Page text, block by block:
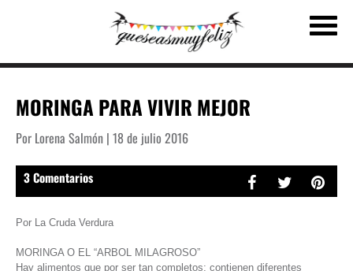
MORINGA PARA VIVIR MEJOR
Por Lorena Salmón | 18 de julio 2016
3 Comentarios
Por La Cruda Verdura
MORINGA O EL “ARBOL MILAGROSO”
Hay alimentos que por ser tan completos; contienen diferentes